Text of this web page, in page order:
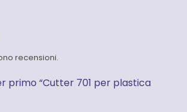
recensioni.
primo “Cutter 701 per plastica